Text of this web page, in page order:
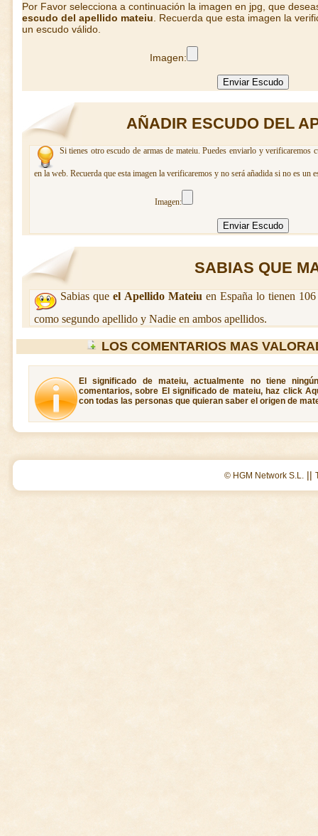
Por Favor selecciona a continuación la imagen en jpg, que
escudo del apellido mateiu . Recuerda que esta imagen la
un escudo válido.
Imagen:
AÑADIR ESCUDO DEL
Si tienes otro escudo de armas de mateiu. Puedes enviarlo y verificaremos
en la web. Recuerda que esta imagen la verificaremos y no será añadida si no es un
Imagen:
SABIAS QUE
Sabias queel Apellido Mateiu en España lo tienen
como segundo apellido y Nadie en ambos apellidos.
LOS COMENTARIOS MAS
El significado de mateiu, actualmente no tiene
comentarios, sobre El significado de mateiu, haz click
con todas las personas que quieran saber el origen de
© HGM Network S.L. ||